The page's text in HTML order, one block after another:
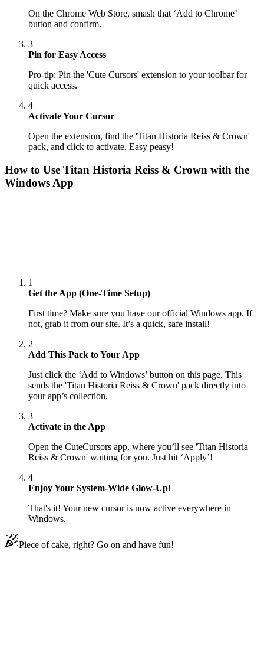
On the Chrome Web Store, smash that ‘Add to Chrome’
button and confirm.
3
Pin for Easy Access
Pro-tip: Pin the 'Cute Cursors' extension to your toolbar for
quick access.
4
Activate Your Cursor
Open the extension, find the 'Titan Historia Reiss & Crown'
pack, and click to activate. Easy peasy!
How to Use Titan Historia Reiss & Crown with the
Windows App
1
Get the App (One-Time Setup)
First time? Make sure you have our official Windows app. If
not, grab it from our site. It’s a quick, safe install!
2
Add This Pack to Your App
Just click the ‘Add to Windows’ button on this page. This
sends the 'Titan Historia Reiss & Crown' pack directly into
your app’s collection.
3
Activate in the App
Open the CuteCursors app, where you’ll see 'Titan Historia
Reiss & Crown' waiting for you. Just hit ‘Apply’!
4
Enjoy Your System-Wide Glow-Up!
That's it! Your new cursor is now active everywhere in
Windows.
Piece of cake, right? Go on and have fun!